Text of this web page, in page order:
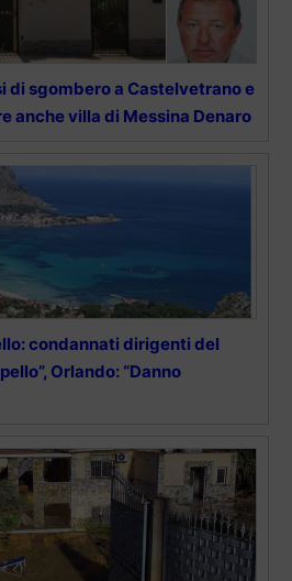
di sgombero a Castelvetrano e
anche villa di Messina Denaro
condannati dirigenti del
Orlando: “Danno